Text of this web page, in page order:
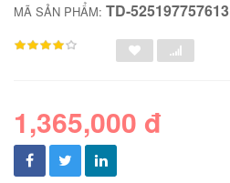
MÃ SẢN PHẨM: TD-525197757613
1,365,000 đ